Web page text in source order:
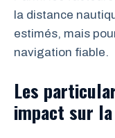
la distance
estimés, mais
navigation fiable.
Les
impact sur